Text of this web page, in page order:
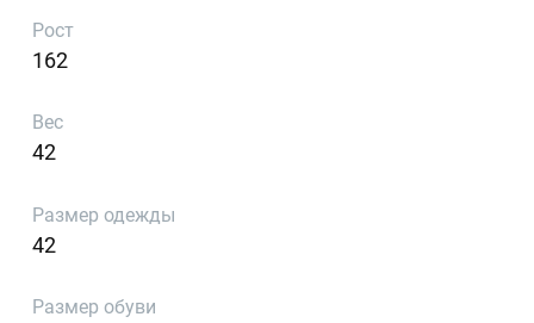
Рост
162
Вес
42
Размер одежды
42
Размер обуви